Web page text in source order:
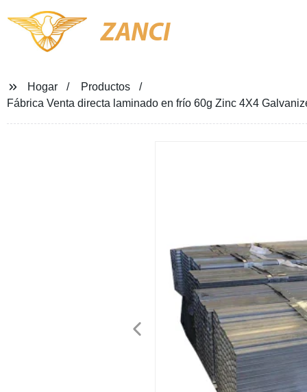
ZANCI
Hogar
Productos
Fábrica Venta directa laminado en frío 60g Zinc 4X4